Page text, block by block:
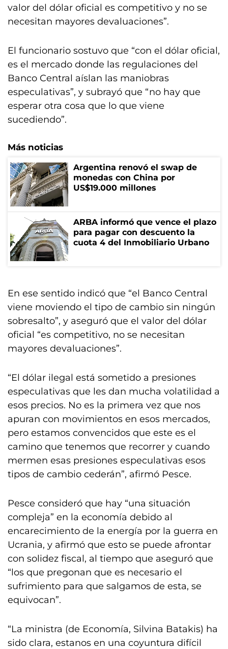
valor del dólar oficial es competitivo y no se
necesitan mayores devaluaciones”.
El funcionario sostuvo que “con el dólar oficial,
es el mercado donde las regulaciones del
Banco Central aíslan las maniobras
especulativas”, y subrayó que “no hay que
esperar otra cosa que lo que viene
sucediendo”.
Más noticias
Argentina renovó el swap de
monedas con China por
US$19.000 millones
ARBA informó que vence el plazo
para pagar con descuento la
cuota 4 del Inmobiliario Urbano
En ese sentido indicó que “el Banco Central
viene moviendo el tipo de cambio sin ningún
sobresalto”, y aseguró que el valor del dólar
oficial “es competitivo, no se necesitan
mayores devaluaciones”.
“El dólar ilegal está sometido a presiones
especulativas que les dan mucha volatilidad a
esos precios. No es la primera vez que nos
apuran con movimientos en esos mercados,
pero estamos convencidos que este es el
camino que tenemos que recorrer y cuando
mermen esas presiones especulativas esos
tipos de cambio cederán”, afirmó Pesce.
Pesce consideró que hay “una situación
compleja” en la economía debido al
encarecimiento de la energía por la guerra en
Ucrania, y afirmó que esto se puede afrontar
con solidez fiscal, al tiempo que aseguró que
“los que pregonan que es necesario el
sufrimiento para que salgamos de esta, se
equivocan”.
“La ministra (de Economía, Silvina Batakis) ha
sido clara, estanos en una coyuntura difícil